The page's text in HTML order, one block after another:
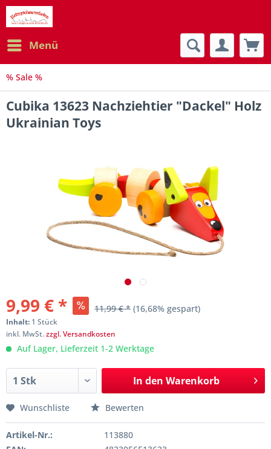
Menü
% Sale %
Cubika 13623 Nachziehtier "Dackel" Holz
Ukrainian Toys
9,99 € * 11,99 € * (16,68% gespart)
Inhalt: 1 Stück
inkl. MwSt.zzgl. Versandkosten
Auf Lager, Lieferzeit 1-2 Werktage
In den Warenkorb
Wunschliste Bewerten
Artikel-Nr.:
113880